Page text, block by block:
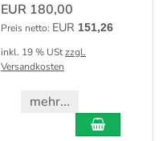
EUR 180,00
Preis netto: EUR 151,26
inkl. 19 % UStzzgl.
Versandkosten
mehr...